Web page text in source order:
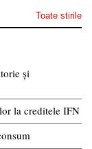
Toate stirile
și
la creditele IFN